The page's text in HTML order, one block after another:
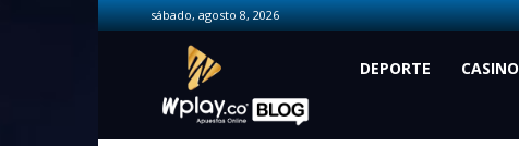
sábado, agosto 8, 2026
Wplay.co
DEPORTE CASINO